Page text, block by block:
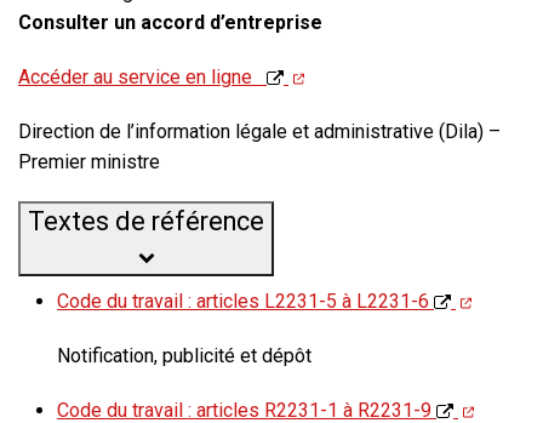
Consulter un accord d’entreprise
Accéder au service en ligne
Direction de l’information légale et administrative (Dila) –
Premier ministre
Textes de référence
Code du travail : articles L2231-5 à L2231-6
Notification, publicité et dépôt
Code du travail : articles R2231-1 à R2231-9